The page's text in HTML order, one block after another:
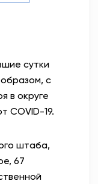
сутки
с
в округе
COVID-19.
штаба,
67